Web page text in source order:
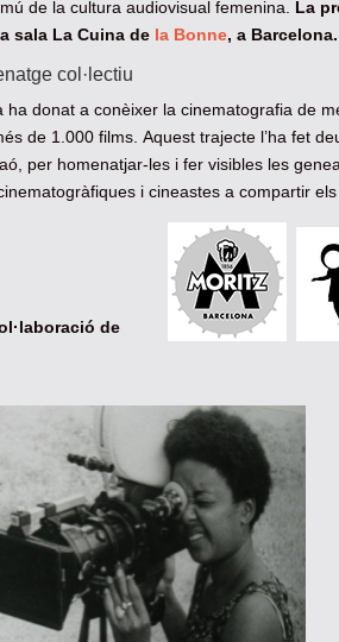
de la cultura audiovisual femenina. La
sala La Cuina de la Bonne, a Barcelona.
col·lectiu
ha donat a conèixer la cinematografia de
de 1.000 films. Aquest trajecte l’ha fet
per homenatjar-les i fer visibles les
i cineastes a compartir
de